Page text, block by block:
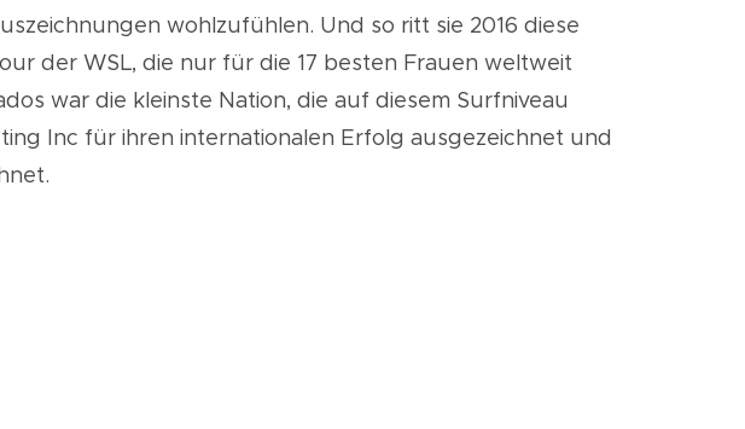
wohlzufühlen. Und so ritt sie 2016 diese
der WSL, die nur für die 17 besten Frauen weltweit
war die kleinste Nation, die auf diesem Surfniveau
Inc für ihren internationalen Erfolg ausgezeichnet und